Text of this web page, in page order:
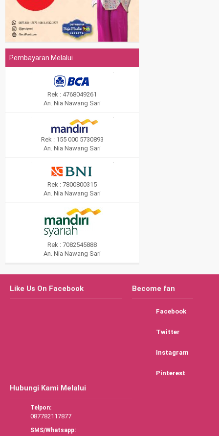
Pembayaran Melalui
Rek : 4768049261
An. Nia Nawang Sari
Rek : 155 000 5730893
An. Nia Nawang Sari
Rek : 7800800315
An. Nia Nawang Sari
Rek : 7082545888
An. Nia Nawang Sari
Like Us On Facebook Become fan
Facebook
Twitter
Instagram
Pinterest
Hubungi Kami Melalui
Telpon:
087782117877
SMS/Whatsapp: